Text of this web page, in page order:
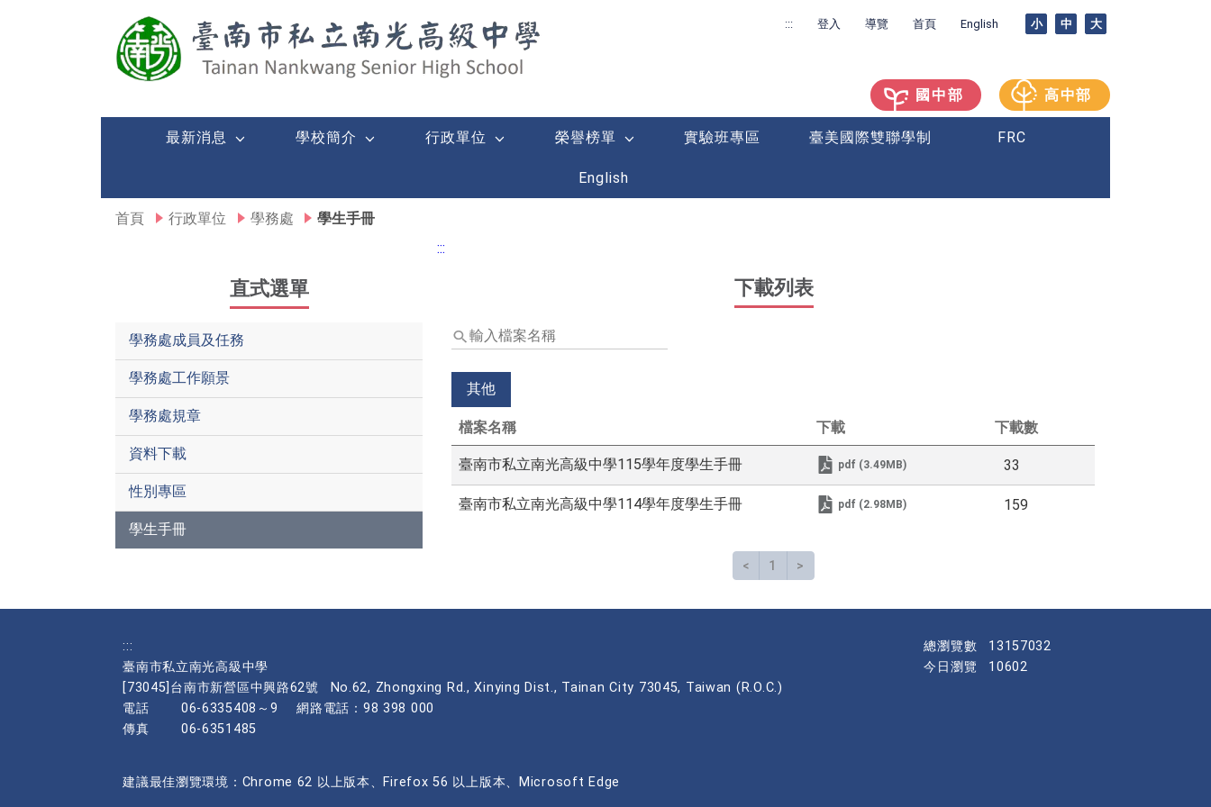
::: 登入 導覽 首頁 English 小 中 大
臺南市私立南光高級中學
國中部 高中部
最新消息 學校簡介 行政單位 榮譽榜單 實驗班專區 臺美國際雙聯學制 FRC
English
首頁 行政單位 學務處 學生手冊
直式選單
學務處成員及任務
學務處工作願景
學務處規章
資料下載
性別專區
學生手冊
:::
下載列表
輸
入
名
稱
其他
檔案名稱 下載 下載數
臺南市私立南光高級中學115學年度學生手冊 pdf (3.49MB) 33
臺南市私立南光高級中學114學年度學生手冊 pdf (2.98MB) 159
< 上一頁
1 >
:::
臺南市私立南光高級中學
[73045]台南市新營區中興路62號
No.62, Zhongxing Rd., Xinying Dist., Tainan City 73045, Taiwan (R.O.C.)
電話
06-6335408～9
網路電話：98 398 000
傳真
06-6351485
總瀏覽數
13157032
今日瀏覽
10602
建議最佳瀏覽環境：Chrome 62 以上版本、Firefox 56 以上版本、Microsoft Edge